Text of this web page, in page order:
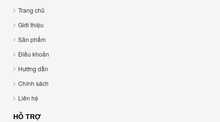
Trang chủ
Giới thiệu
Sản phẩm
Điều khoản
Hướng dẫn
Chính sách
Liên hệ
HỖ TRỢ